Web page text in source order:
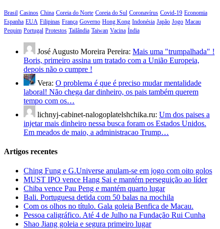
Brasil Casinos China Coreia do Norte Coreia do Sul Coronavírus Covid-19 Economia
Espanha EUA Filipinas França Governo Hong Kong Indonésia Japão Jogo Macau
Pequim Portugal Protestos Tailândia Taiwan Vacina Índia
José Augusto Moreira Pereira: Mais uma "trumpalhada" !
Boris, primeiro assina um tratado com a União Europeia,
depois não o cumpre !
Vera: O problema é que é preciso mudar mentalidade
laboral! Não chega dar dinheiro, os pais também querem
tempo com os…
lichnyj-cabinet-nalogoplatelshchika.ru: Um dos paises a
injetar mais dinheiro nessa busca foram os Estados Unidos.
Em meados de maio, a administracao Trump…
Artigos recentes
Ching Fung e G.Universe anulam-se em jogo com oito golos
MUST IPO vence Hang Sai e mantém perseguição ao líder
Chiba vence Pau Peng e mantém quarto lugar
Bali. Portuguesa detida com 50 balas na mochila
Com os olhos no título. Gala goleia Benfica de Macau.
Pessoa caligráfico. Até 4 de Julho na Fundação Rui Cunha
Shao Jiang goleia e segura primeiro lugar